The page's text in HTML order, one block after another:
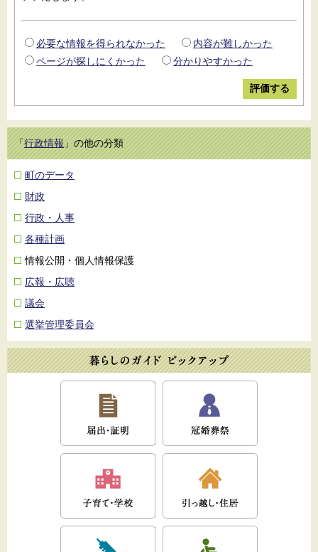
必要な情報を得られなかった
内容が難しかった
ページが探しにくかった
分かりやすかった
「行政情報」の他の分類
町のデータ
財政
行政・人事
各種計画
情報公開・個人情報保護
広報・広聴
議会
選挙管理委員会